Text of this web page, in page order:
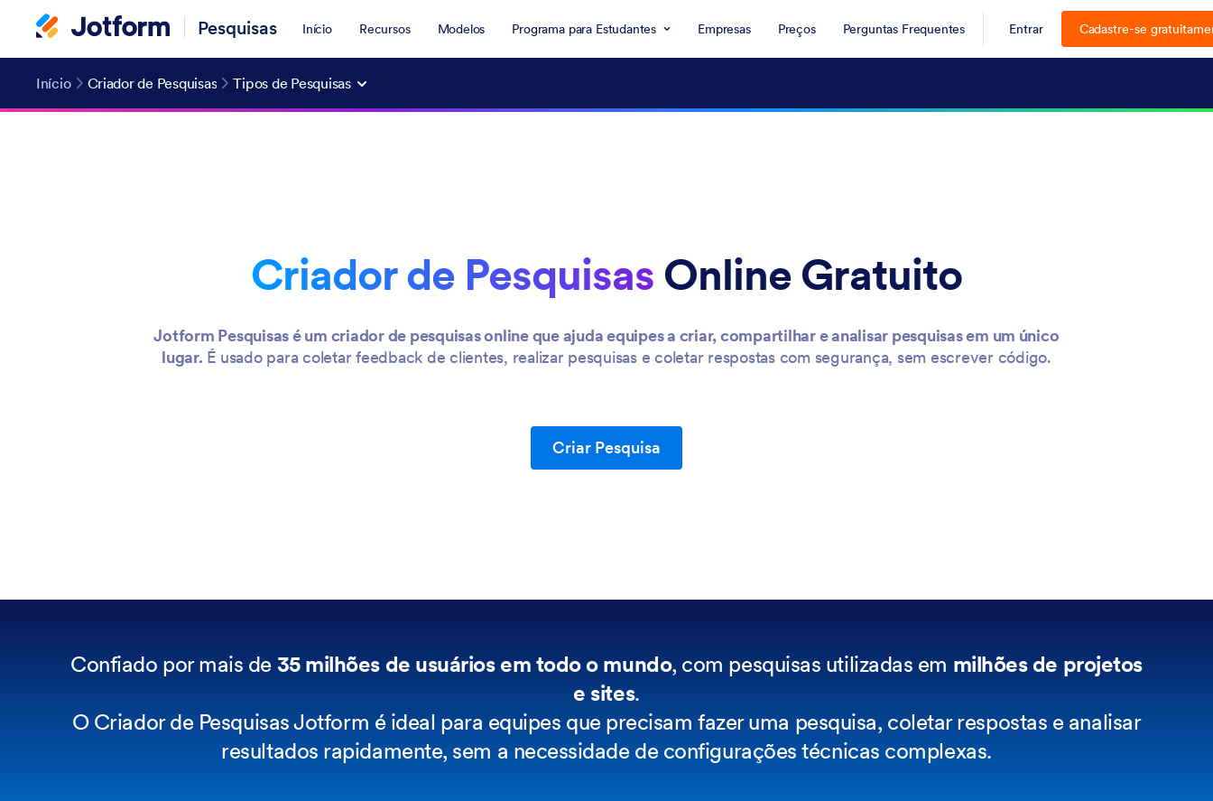
Pesquisas Início Recursos Modelos Programa para Estudantes Empresas Preços Perguntas Frequentes Entrar Cadastre-se
Início Criador de Pesquisas Tipos de Pesquisas
Criador de Pesquisas Online Gratuito
Jotform Pesquisas é um criador de pesquisas online que ajuda equipes a criar, compartilhar e analisar pesquisas em um único
lugar. É usado para coletar feedback de clientes, realizar pesquisas e coletar respostas com segurança, sem escrever código.
Criar Pesquisa
Confiado por mais de 35 milhões de usuários em todo o mundo, com pesquisas utilizadas em milhões de projetos
e sites.
O Criador de Pesquisas Jotform é ideal para equipes que precisam fazer uma pesquisa, coletar respostas e analisar
resultados rapidamente, sem a necessidade de configurações técnicas complexas.